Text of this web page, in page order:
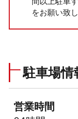
をお願い致し
駐車場情
営業時間